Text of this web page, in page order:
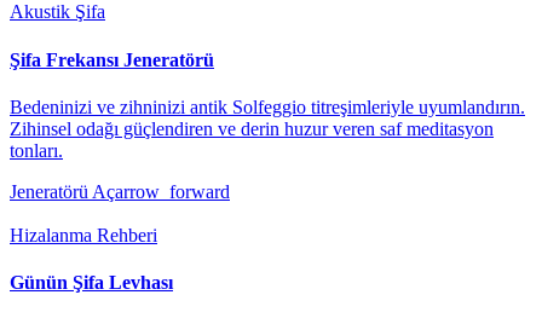
Akustik Şifa
Şifa Frekansı Jeneratörü
Bedeninizi ve zihninizi antik Solfeggio titreşimleriyle uyumlandırın.
Zihinsel odağı güçlendiren ve derin huzur veren saf meditasyon
tonları.
Jeneratörü Açarrow_forward
Hizalanma Rehberi
Günün Şifa Levhası